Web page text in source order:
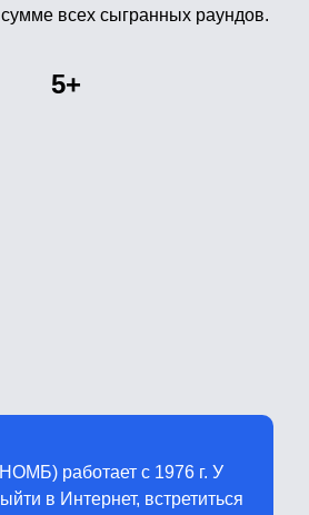
всех сыгранных раундов.
5+
работает с 1976 г. У
в Интернет, встретиться